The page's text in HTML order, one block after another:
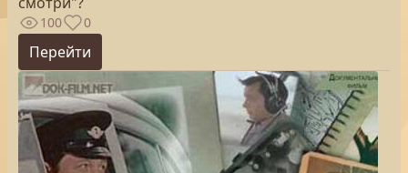
100 0
Перейти